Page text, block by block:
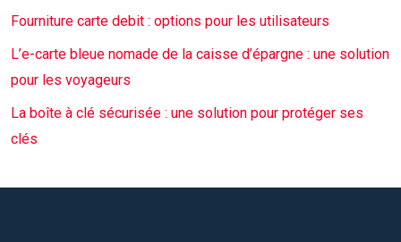
Fourniture carte debit : options pour les utilisateurs
L’e-carte bleue nomade de la caisse d’épargne : une solution
pour les voyageurs
La boîte à clé sécurisée : une solution pour protéger ses
clés